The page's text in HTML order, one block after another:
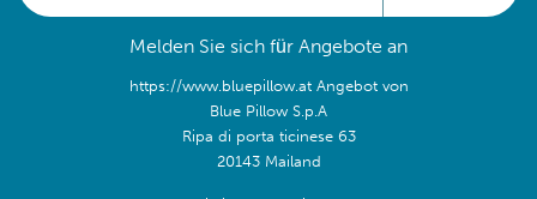
Melden Sie sich für Angebote an
https://www.bluepillow.at Angebot von
Blue Pillow S.p.A
Ripa di porta ticinese 63
20143 Mailand